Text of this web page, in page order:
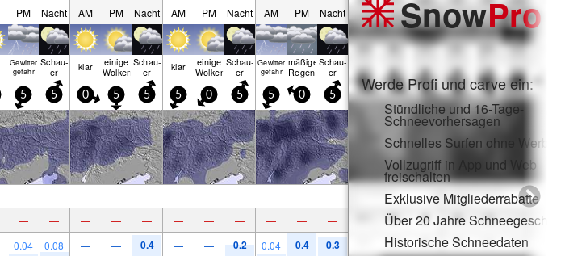
PM Nacht AM PM Nacht AM PM Nacht AM PM Nacht
Gewitter
gefahr
Schau­
er klar einige
Wolken
Schau­
er klar einige
Wolken
Schau­
er
Gewitter
gefahr
mäßiger
Regen
Schau­
er
5 5 0 5 5 5 0 5 5 0 5
— — — — — — — — — — —
0.04 0.08 — — 0.4 — — 0.2 0.04 0.4 0.3
SnowPro
Werde Profi und carve ein:
Stündliche und 16-Tage-
Schneevorhersagen
Schnelles Surfen ohne Werbung
Vollzugriff in App und Web
freischalten
Exklusive Mitgliederrabatte
Über 20 Jahre Schneegeschichte
Historische Schneedaten